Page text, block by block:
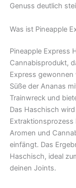
Genuss deutlich
Was ist Pineapple
Pineapple Express
Cannabisprodukt,
Express
Süße der Ananas
Trainwreck und
Das Haschisch
Extraktionsprozess
Aromen und
einfängt. Das
Haschisch, ideal
deinen Joints.